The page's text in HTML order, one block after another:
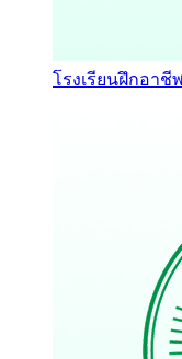
โรงเรียนฝึกอาชีพ